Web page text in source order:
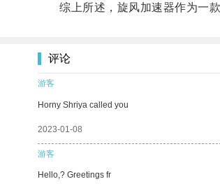
综上所述，旋风加速器作为一款
评论
游客
Horny Shriya called you
2023-01-08
游客
Hello,? Greetings fr